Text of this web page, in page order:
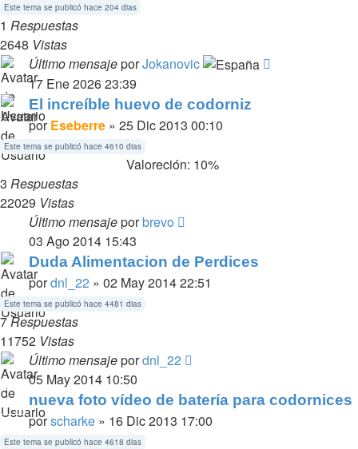
Este tema se publicó hace 204 dias
1 Respuestas
2648 Vistas
Último mensajeporJokanovic
17 Ene 2026 23:39
El increíble huevo de codorniz
porEseberre » 25 Dic 2013 00:10
Este tema se publicó hace 4610 dias
Valoreción: 10%
3 Respuestas
22029 Vistas
Último mensajeporbrevo
03 Ago 2014 15:43
Duda Alimentacion de Perdices
pordnl_22 » 02 May 2014 22:51
Este tema se publicó hace 4481 dias
7Respuestas
11752 Vistas
Último mensajepordnl_22
05 May 2014 10:50
nueva foto vídeo de batería para codornices
porscharke » 16 Dic 2013 17:00
Este tema se publicó hace 4618 dias